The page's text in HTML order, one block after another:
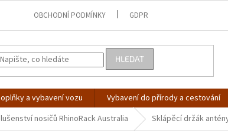
OBCHODNÍ PODMÍNKY GDPR
HLEDAT
a vybavení vozu Vybavení do přírody a cestování
nosičů RhinoRack Australia Sklápěcí držák